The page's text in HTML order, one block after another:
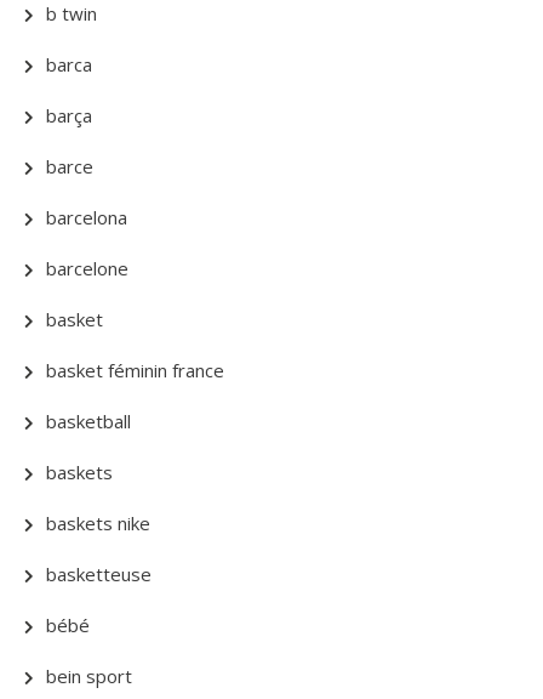
b twin
barca
barça
barce
barcelona
barcelone
basket
basket féminin france
basketball
baskets
baskets nike
basketteuse
bébé
bein sport